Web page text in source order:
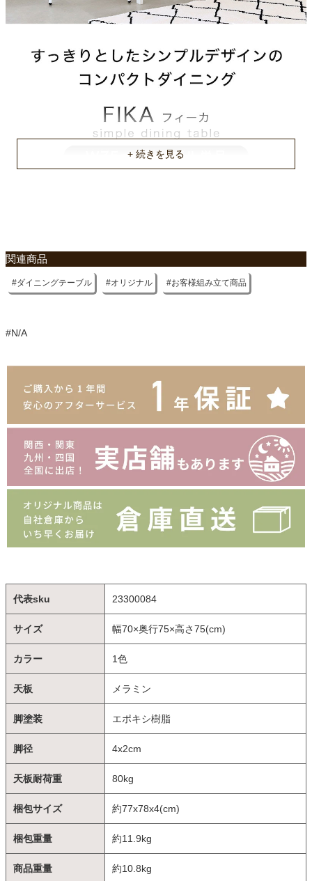
商品重量
組立説明書(PDF)
関連商品
ダイニングテーブル オリジナル お客様組み立て商品
#N/A
代表sku 23300084
サイズ 幅70×奥行75×高さ75(cm)
カラー 1色
天板 メラミン
脚塗装 エポキシ樹脂
脚径 4x2cm
天板耐荷重 80kg
梱包サイズ 約77x78x4(cm)
梱包重量 約11.9kg
商品重量 約10.8kg